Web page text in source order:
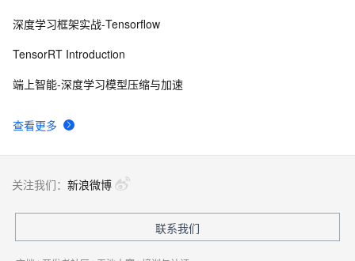
查看更多
深度学习框架实战-Tensorflow
TensorRT Introduction
端上智能-深度学习模型压缩与加速
关注我们： 新浪微博
联系我们